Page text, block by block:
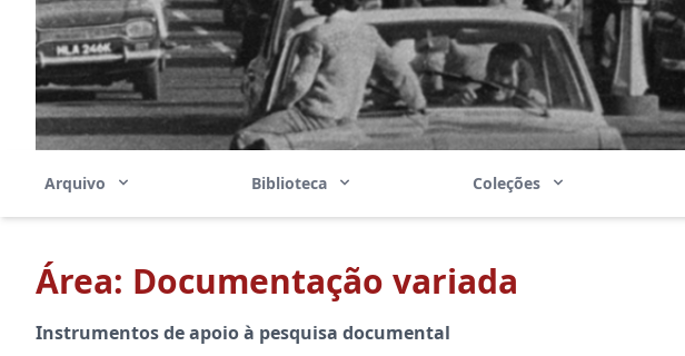
Arquivo Biblioteca Coleções
Área: Documentação variada
Instrumentos de apoio à pesquisa documental